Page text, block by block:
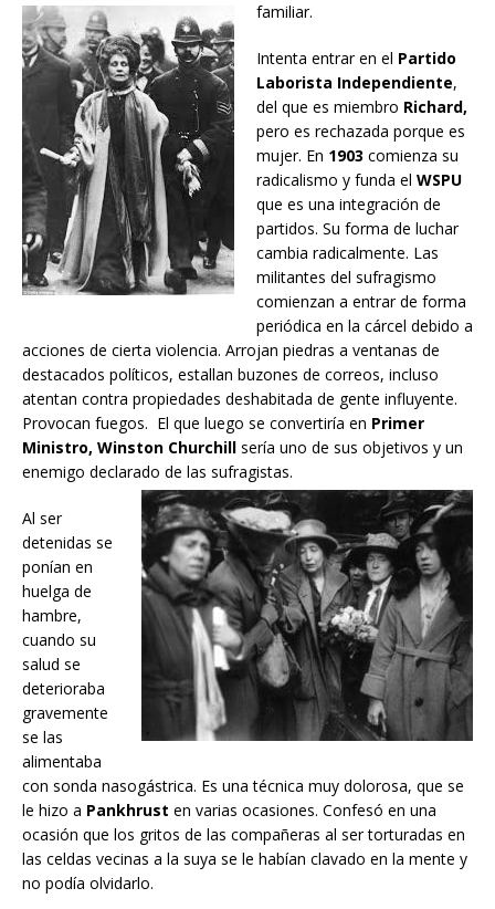
familiar.
Intenta entrar en el Partido
Laborista Independiente,
del que es miembro Richard,
pero es rechazada porque es
mujer. En 1903 comienza su
radicalismo y funda el WSPU
que es una integración de
partidos. Su forma de luchar
cambia radicalmente. Las
militantes del sufragismo
comienzan a entrar de forma
periódica en la cárcel debido a
acciones de cierta violencia. Arrojan piedras a ventanas de
destacados políticos, estallan buzones de correos, incluso
atentan contra propiedades deshabitada de gente influyente.
Provocan fuegos. El que luego se convertiría en Primer
Ministro, Winston Churchill sería uno de sus objetivos y un
enemigo declarado de las sufragistas.
Al ser
detenidas se
ponían en
huelga de
hambre,
cuando su
salud se
deterioraba
gravemente
se las
alimentaba
con sonda nasogástrica. Es una técnica muy dolorosa, que se
le hizo a Pankhrust en varias ocasiones. Confesó en una
ocasión que los gritos de las compañeras al ser torturadas en
las celdas vecinas a la suya se le habían clavado en la mente y
no podía olvidarlo.